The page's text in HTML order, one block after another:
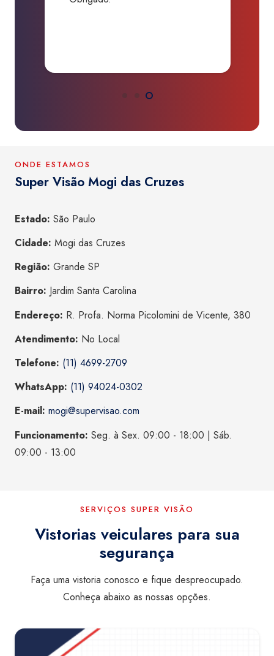
ONDE ESTAMOS
Super Visão Mogi das Cruzes
Estado: São Paulo
Cidade: Mogi das Cruzes
Região: Grande SP
Bairro: Jardim Santa Carolina
Endereço: R. Profa. Norma Picolomini de Vicente, 380
Atendimento: No Local
Telefone: (11) 4699-2709
WhatsApp: (11) 94024-0302
E-mail: mogi@supervisao.com
Funcionamento: Seg. à Sex. 09:00 - 18:00 | Sáb.
09:00 - 13:00
SERVIÇOS SUPER VISÃO
Vistorias veiculares para sua
segurança
Faça uma vistoria conosco e fique despreocupado.
Conheça abaixo as nossas opções.